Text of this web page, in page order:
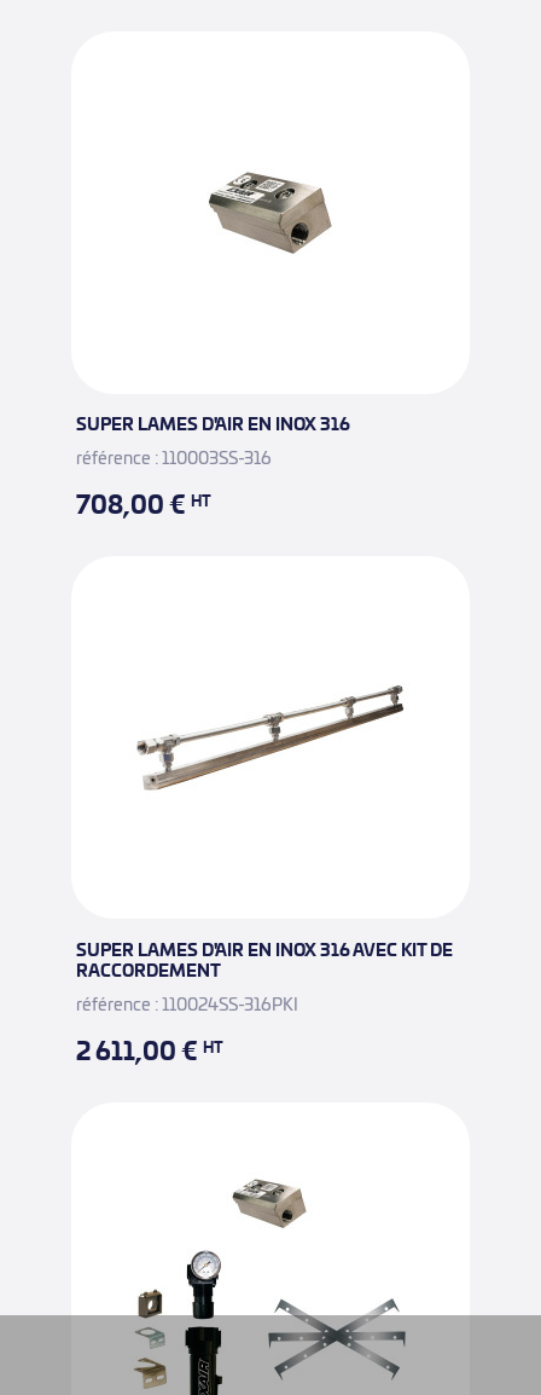
SUPER LAMES D'AIR EN INOX 316
référence : 110003SS-316
708,00 € HT
SUPER LAMES D'AIR EN INOX 316 AVEC KIT DE
RACCORDEMENT
référence : 110024SS-316PKI
2 611,00 € HT